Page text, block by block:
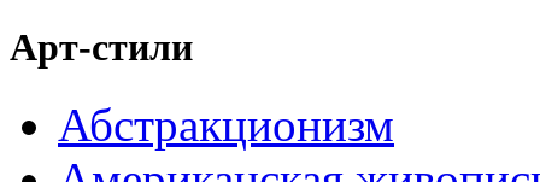
Арт-стили
Абстракционизм